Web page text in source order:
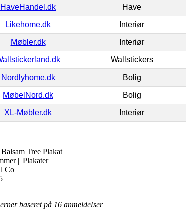
HaveHandel.dk Have
Likehome.dk Interiør
Møbler.dk Interiør
Wallstickers
Nordlyhome.dk Bolig
MøbelNord.dk Bolig
XL-Møbler.dk Interiør
Tree Plakat
|| Plakater
Co
baseret på 16 anmeldelser